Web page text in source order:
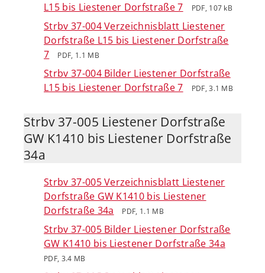
L15 bis Liestener Dorfstraße 7
PDF, 107 kB
Strbv 37-004 Verzeichnisblatt Liestener
Dorfstraße L15 bis Liestener Dorfstraße
7
PDF, 1.1 MB
Strbv 37-004 Bilder Liestener Dorfstraße
L15 bis Liestener Dorfstraße 7
PDF, 3.1 MB
Strbv 37-005 Liestener Dorfstraße
GW K1410 bis Liestener Dorfstraße
34a
Strbv 37-005 Verzeichnisblatt Liestener
Dorfstraße GW K1410 bis Liestener
Dorfstraße 34a
PDF, 1.1 MB
Strbv 37-005 Bilder Liestener Dorfstraße
GW K1410 bis Liestener Dorfstraße 34a
PDF, 3.4 MB